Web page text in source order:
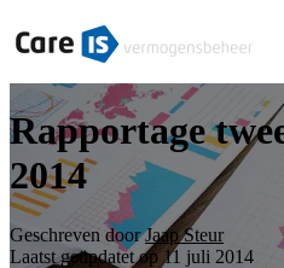
Rapportage
2014
Geschreven doorJaap Steur
Laatst geüpdatet op 11 juli 2014